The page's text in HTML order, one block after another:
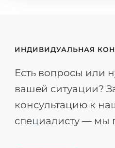
ИНДИВИДУАЛЬНАЯ
Есть вопросы или
вашей ситуации?
консультацию к
специалисту — мы